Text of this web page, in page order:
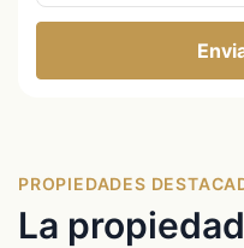
PROPIEDADES
La